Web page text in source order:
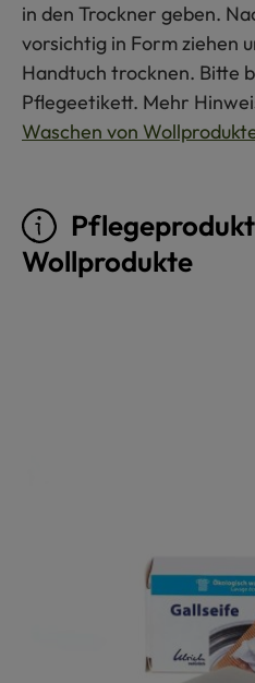
in den Trockner geben.
vorsichtig in Form ziehen
Handtuch trocknen. Bitte
Pflegeetikett. Mehr
Waschen von
Wollprodukte